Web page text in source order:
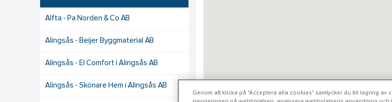
Alfta - Pa Norden & Co AB
Alingsås - Beijer Byggmaterial AB
Alingsås - El Comfort i Alingsås AB
Alingsås - Skönare Hem i Alingsås AB
Genom att klicka på "Acceptera alla cookies" samtycker du till lagring av